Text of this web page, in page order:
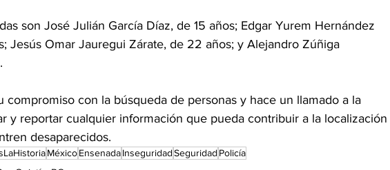
son José Julián García Díaz, de 15 años; Edgar Yurem Hernández
Jesús Omar Jauregui Zárate, de 22 años; y Alejandro Zúñiga
compromiso con la búsqueda de personas y hace un llamado a la
y reportar cualquier información que pueda contribuir a la localización
desaparecidos.
MéxicoEnsenadaInseguridadSeguridad Policía